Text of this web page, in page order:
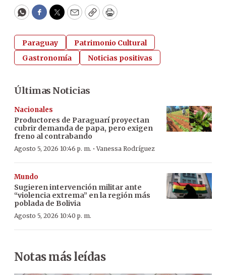
WhatsApp
Facebook
Twitter
EmailCopyPrint
Paraguay
Patrimonio Cultural
Gastronomía
Noticias positivas
Últimas Noticias
Nacionales
Productores de Paraguarí proyectan
cubrir demanda de papa, pero exigen
freno al contrabando
Agosto 5, 2026 10:46 p. m. ·Vanessa Rodríguez
Mundo
Sugieren intervención militar ante
“violencia extrema” en la región más
poblada de Bolivia
Agosto 5, 2026 10:40 p. m.
Notas más leídas